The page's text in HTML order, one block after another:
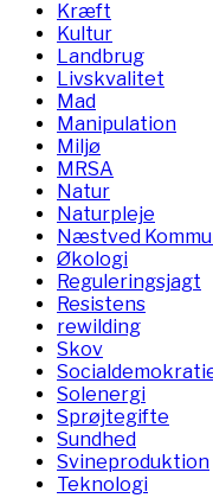
Kræft
Kultur
Landbrug
Livskvalitet
Mad
Manipulation
Miljø
MRSA
Natur
Naturpleje
Næstved
Økologi
Reguleringsjagt
Resistens
rewilding
Skov
Solenergi
Sprøjtegifte
Sundhed
Svineproduktion
Teknologi